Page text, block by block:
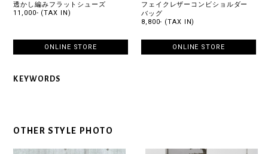
透かし編みフラットシューズ
11,000- (TAX IN)
ONLINE STORE
フェイクレザーコンビショルダー
バッグ
8,800- (TAX IN)
ONLINE STORE
KEYWORDS
OTHER STYLE PHOTO